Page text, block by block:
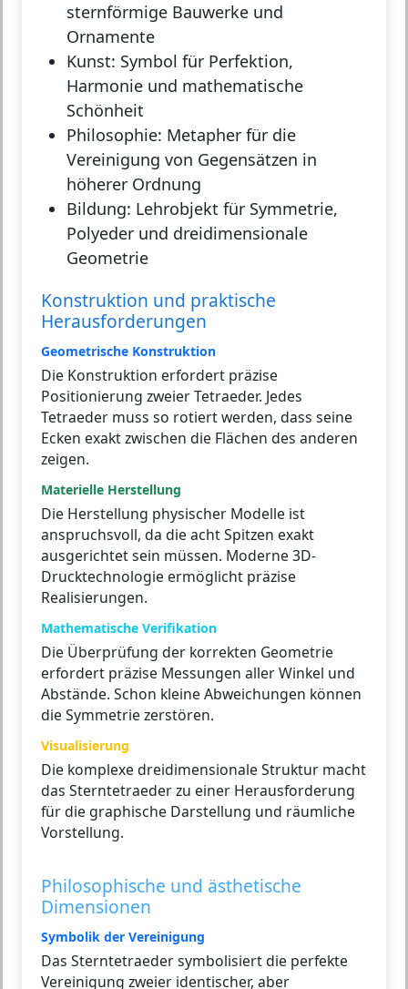
sternförmige Bauwerke und
Ornamente
Kunst: Symbol für Perfektion,
Harmonie und mathematische
Schönheit
Philosophie: Metapher für die
Vereinigung von Gegensätzen in
höherer Ordnung
Bildung: Lehrobjekt für Symmetrie,
Polyeder und dreidimensionale
Geometrie
Konstruktion und praktische
Herausforderungen
Geometrische Konstruktion
Die Konstruktion erfordert präzise
Positionierung zweier Tetraeder. Jedes
Tetraeder muss so rotiert werden, dass seine
Ecken exakt zwischen die Flächen des anderen
zeigen.
Materielle Herstellung
Die Herstellung physischer Modelle ist
anspruchsvoll, da die acht Spitzen exakt
ausgerichtet sein müssen. Moderne 3D-
Drucktechnologie ermöglicht präzise
Realisierungen.
Mathematische Verifikation
Die Überprüfung der korrekten Geometrie
erfordert präzise Messungen aller Winkel und
Abstände. Schon kleine Abweichungen können
die Symmetrie zerstören.
Visualisierung
Die komplexe dreidimensionale Struktur macht
das Sterntetraeder zu einer Herausforderung
für die graphische Darstellung und räumliche
Vorstellung.
Philosophische und ästhetische
Dimensionen
Symbolik der Vereinigung
Das Sterntetraeder symbolisiert die perfekte
Vereinigung zweier identischer, aber